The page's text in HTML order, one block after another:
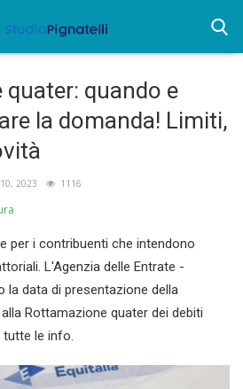
quando e
la domanda! Limiti,
2023 1116
per i contribuenti che intendono
L'Agenzia delle Entrate -
la data di presentazione della
Rottamazione quater dei debiti
le info.